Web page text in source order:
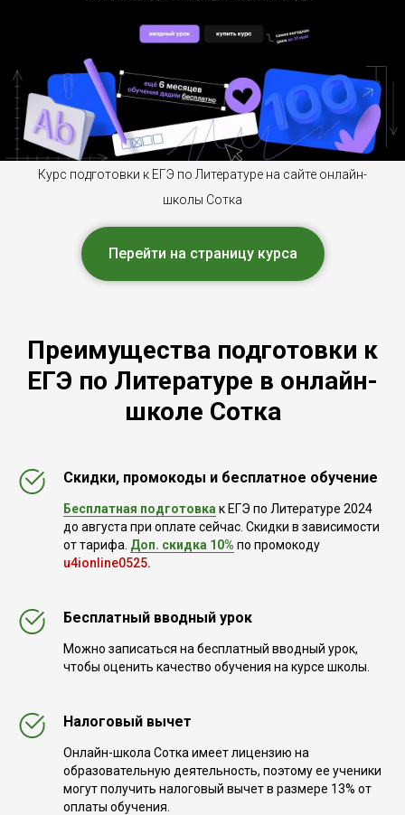
Курс подготовки к ЕГЭ по Литературе на сайте онлайн-
школы Сотка
Перейти на страницу курса
Преимущества подготовки к
ЕГЭ по Литературе в онлайн-
школе Сотка
Скидки, промокоды и бесплатное обучение
Бесплатная подготовка к ЕГЭ по Литературе 2024
до августа при оплате сейчас. Скидки в зависимости
от тарифа. Доп. скидка 10% по промокоду
u4ionline0525.
Бесплатный вводный урок
Можно записаться на бесплатный вводный урок,
чтобы оценить качество обучения на курсе школы.
Налоговый вычет
Онлайн-школа Сотка имеет лицензию на
образовательную деятельность, поэтому ее ученики
могут получить налоговый вычет в размере 13% от
оплаты обучения.